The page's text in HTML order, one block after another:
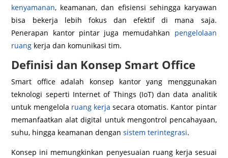
kenyamanan, keamanan, dan efisiensi sehingga karyawan
bisa bekerja lebih fokus dan efektif di mana saja.
Penerapan kantor pintar juga memudahkan pengelolaan
ruang kerja dan komunikasi tim.
Definisi dan Konsep Smart Office
Smart office adalah konsep kantor yang menggunakan
teknologi seperti Internet of Things (IoT) dan data analitik
untuk mengelola ruang kerja secara otomatis. Kantor pintar
memanfaatkan alat digital untuk mengontrol pencahayaan,
suhu, hingga keamanan dengansistem terintegrasi.
Konsep ini memungkinkan penyesuaian ruang kerja sesuai